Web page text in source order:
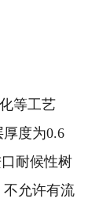
等工艺
度为0.6
耐候性树
允许有流